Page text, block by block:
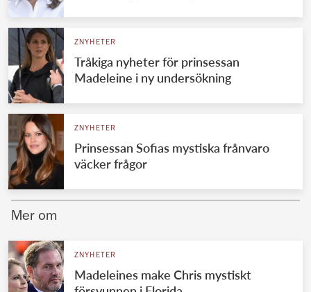
Jordanska kungahuset
Luxemburgska storhertighuset
Japanska kejsarhuset
Thailändska kungahuset
Marockanska kungahuset
ZNYHETER
Tråkiga nyheter för prinsessan
Madeleine i ny undersökning
ZNYHETER
Prinsessan Sofias mystiska frånvaro
väcker frågor
Mer om
ZNYHETER
Madeleines make Chris mystiskt